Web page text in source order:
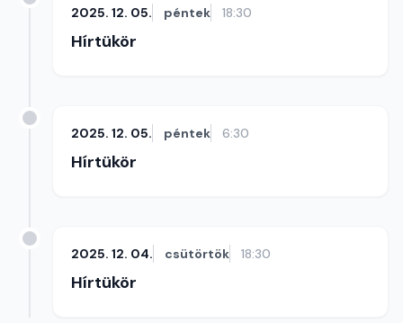
2025. 12. 05. péntek 18:30
Hírtükör
2025. 12. 05. péntek 6:30
Hírtükör
2025. 12. 04. csütörtök 18:30
Hírtükör